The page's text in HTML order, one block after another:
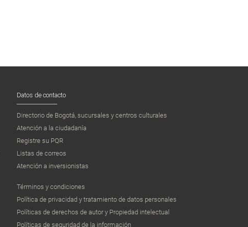
Datos de contacto
Directorio de Bogotá, sucursales y centros culturales
Atención a la ciudadanía
Registre su PQR
Listas de correos
Atención a inversionistas
Términos y condiciones
Política de privacidad y tratamiento de datos personales
Políticas de derechos de autor y Propiedad intelectual
Políticas de seguridad de la información